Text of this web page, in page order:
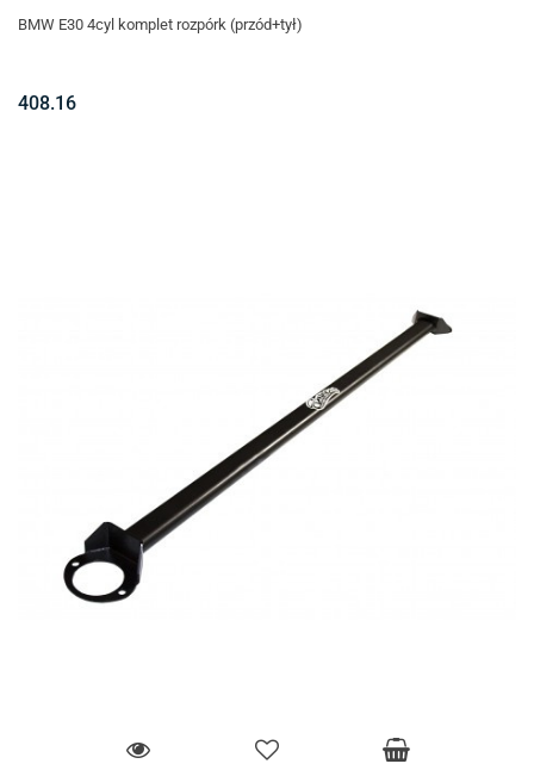
BMW E30 4cyl komplet rozpórk (przód+tył)
408.16